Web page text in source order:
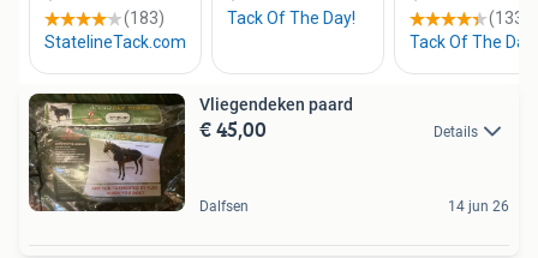
Vliegendeken paard
€ 45,00 Details
Dalfsen 14 jun 26